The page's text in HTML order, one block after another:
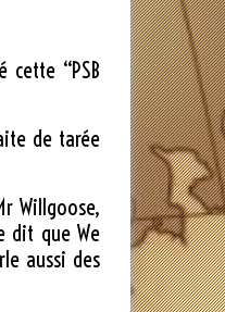
“PSB
de tarée
Willgoose,
dit que We
aussi des